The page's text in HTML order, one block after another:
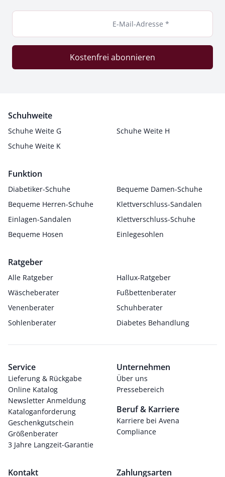
E-Mail-Adresse *
Kostenfrei abonnieren
Schuhweite
Schuhe Weite G
Schuhe Weite H
Schuhe Weite K
Funktion
Diabetiker-Schuhe
Bequeme Damen-Schuhe
Bequeme Herren-Schuhe
Klettverschluss-Sandalen
Einlagen-Sandalen
Klettverschluss-Schuhe
Bequeme Hosen
Einlegesohlen
Ratgeber
Alle Ratgeber
Hallux-Ratgeber
Wäscheberater
Fußbettenberater
Venenberater
Schuhberater
Sohlenberater
Diabetes Behandlung
Service
Lieferung & Rückgabe
Online Katalog
Newsletter Anmeldung
Kataloganforderung
Geschenkgutschein
Größenberater
3 Jahre Langzeit-Garantie
Unternehmen
Über uns
Pressebereich
Beruf & Karriere
Karriere bei Avena
Compliance
Kontakt Zahlungsarten